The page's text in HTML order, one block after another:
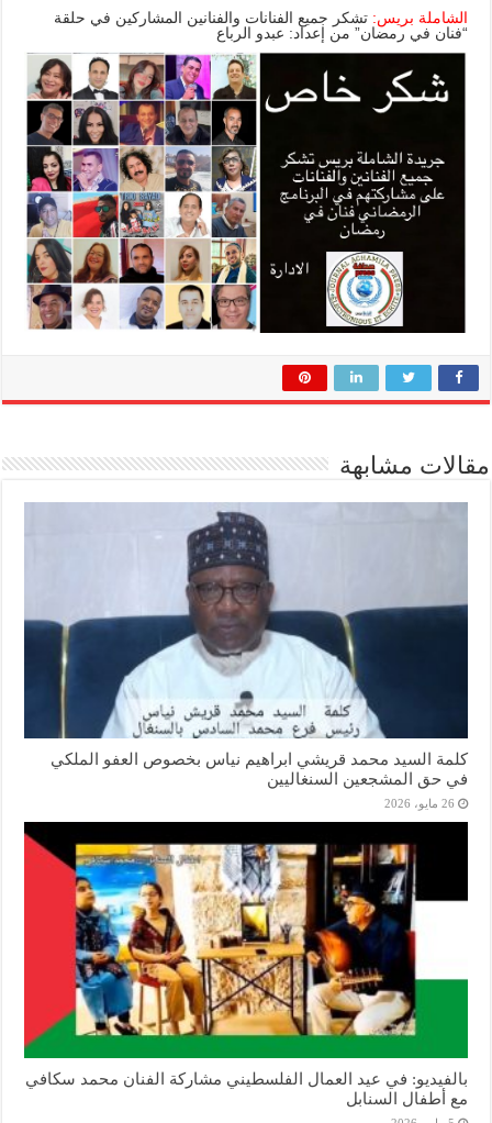
الشاملة بريس: تشكر جميع الفنانات والفنانين المشاركين في حلقة
“فنان في رمضان” من إعداد: عبدو الرباع
مقالات مشابهة
كلمة السيد محمد قريشي ابراهيم نياس بخصوص العفو الملكي
في حق المشجعين السنغاليين
26 مايو، 2026
بالفيديو: في عيد العمال الفلسطيني مشاركة الفنان محمد سكافي
مع أطفال السنابل